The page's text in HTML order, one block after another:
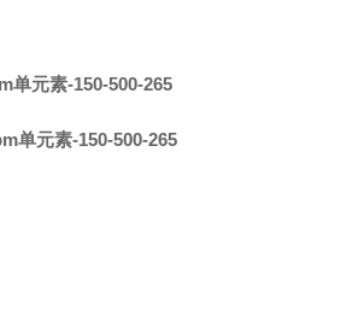
单元素-150-500-265
单元素-150-500-265